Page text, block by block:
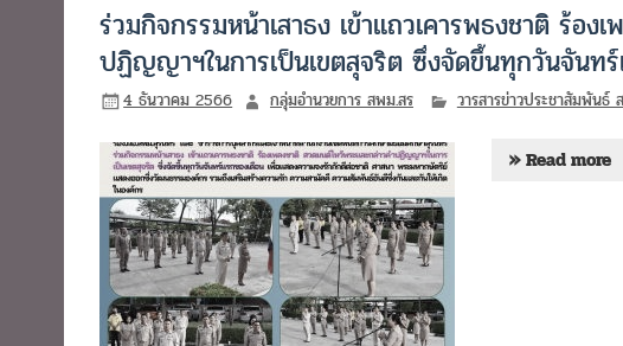
ร่วมกิจกรรมหน้าเสาธง เข้าแถวเคารพธงชาติ ร้อง
ปฏิญญาฯในการเป็นเขตสุจริต ซึ่งจัดขึ้นทุกวันจันทร์
4 ธันวาคม 2566 กลุ่มอำนวยการ สพม.สร วารสารข่าวประชาสัมพันธ์
» Read more